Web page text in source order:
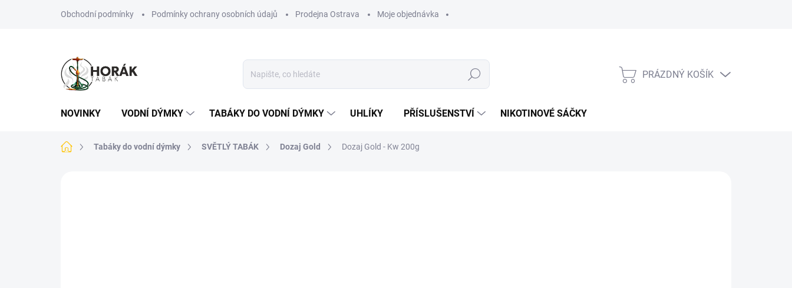
Obchodní podmínky Podmínky ochrany osobních údajů Prodejna Ostrava Moje objednávka
Hledat
NÁKUPNÍ
PRÁZDNÝ KOŠÍK
NOVINKY VODNÍ DÝMKY TABÁKY DO VODNÍ DÝMKY UHLÍKY PŘÍSLUŠENSTVÍ NIKOTINOVÉ SÁČKY
Domů Tabáky do vodní dýmky SVĚTLÝ TABÁK Dozaj Gold Dozaj Gold - Kw 200g